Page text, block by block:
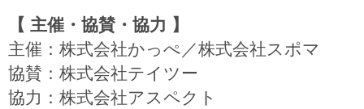
【 主催・協賛・協力 】
主催：株式会社かっぺ／株式会社スポマ
協賛：株式会社テイツー
協力：株式会社アスペクト